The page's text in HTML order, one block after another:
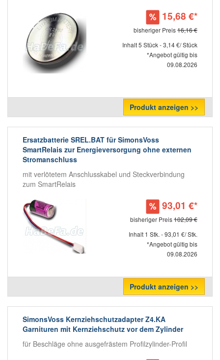
15,68 €*
bisheriger Preis16,16 €
Inhalt 5 Stück - 3,14 €/ Stück
*Angebot gültig bis
09.08.2026
Produkt anzeigen >>
Ersatzbatterie SREL.BAT für SimonsVoss
SmartRelais zur Energieversorgung ohne externen
Stromanschluss
mit verlötetem Anschlusskabel und Steckverbindung
zum SmartRelais
93,01 €*
bisheriger Preis102,09 €
Inhalt 1 Stk. - 93,01 €/ Stk.
*Angebot gültig bis
09.08.2026
Produkt anzeigen >>
SimonsVoss Kernziehschutzadapter Z4.KA
Garnituren mit Kernziehschutz vor dem Zylinder
für Beschläge ohne ausgefrästem Profilzylinder-Profil